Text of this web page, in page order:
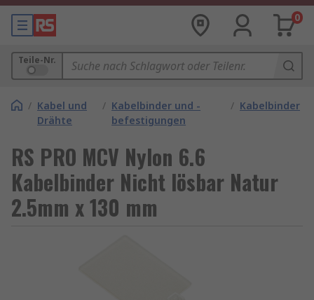
0
Teile-Nr.
/ Kabel und
Drähte
/ Kabelbinder und -
befestigungen
/ Kabelbinder
RS PRO MCV Nylon 6.6
Kabelbinder Nicht lösbar Natur
2.5mm x 130 mm